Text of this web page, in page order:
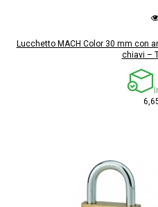
Lucchetto MACH Color 30 mm con
chiavi –